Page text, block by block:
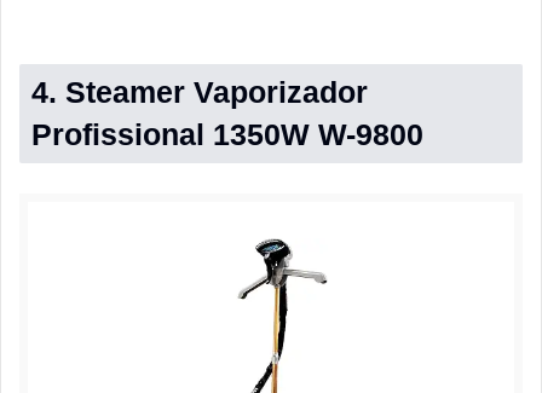
4. Steamer Vaporizador
Profissional 1350W W-9800